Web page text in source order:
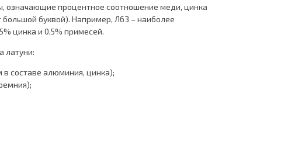
означающие процентное соотношение меди, цинка
буквой). Например, Л63 – наиболее
цинка и 0,5% примесей.
латуни:
в составе алюминия, цинка);